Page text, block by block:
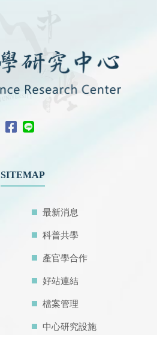
SITEMAP
最新消息
科普共學
產官學合作
好站連結
檔案管理
中心研究設施